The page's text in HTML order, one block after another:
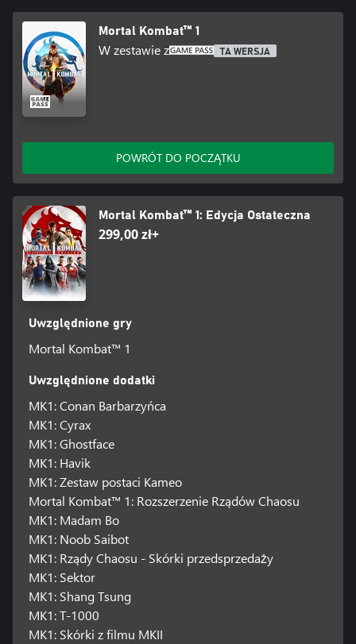
Mortal Kombat™ 1
W zestawie z TA WERSJA
POWRÓT DO POCZĄTKU
Mortal Kombat™ 1: Edycja Ostateczna
299,00 zł+
Uwzględnione gry
Mortal Kombat™ 1
Uwzględnione dodatki
MK1: Conan Barbarzyńca
MK1: Cyrax
MK1: Ghostface
MK1: Havik
MK1: Zestaw postaci Kameo
Mortal Kombat™ 1: Rozszerzenie Rządów Chaosu
MK1: Madam Bo
MK1: Noob Saibot
MK1: Rządy Chaosu - Skórki przedsprzedaży
MK1: Sektor
MK1: Shang Tsung
MK1: T-1000
MK1: Skórki z filmu MKII